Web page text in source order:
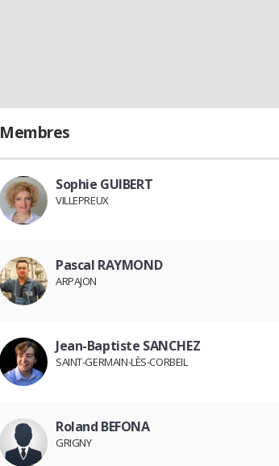
Membres
Sophie GUIBERT
VILLEPREUX
Pascal RAYMOND
ARPAJON
Jean-Baptiste SANCHEZ
SAINT-GERMAIN-LÈS-CORBEIL
Roland BEFONA
GRIGNY